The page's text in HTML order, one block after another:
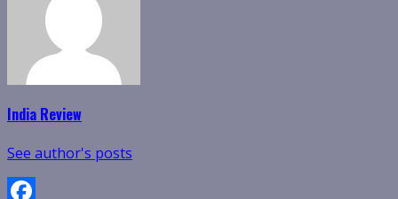
India Review
See author's posts